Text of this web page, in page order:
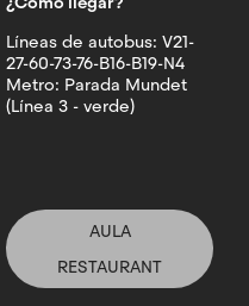
Líneas de autobus: V21-
27-60-73-76-B16-B19-N4
Metro: Parada Mundet
(Línea 3 - verde)
AULA
RESTAURANT